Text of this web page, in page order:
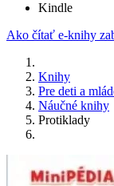
Kindle
Ako čítať e-knihy
Knihy
Pre deti a
Náučné knihy
Protiklady